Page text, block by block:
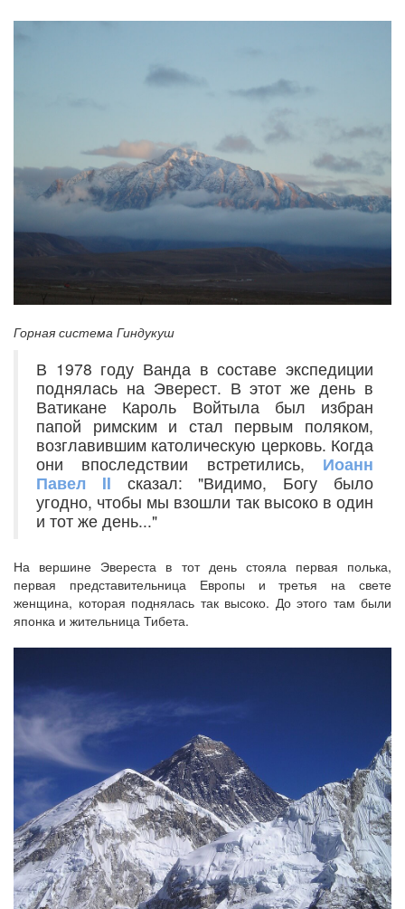
Горная система Гиндукуш
В 1978 году Ванда в составе экспедиции
поднялась на Эверест. В этот же день в
Ватикане Кароль Войтыла был избран
папой римским и стал первым поляком,
возглавившим католическую церковь. Когда
они впоследствии встретились, Иоанн
Павел II сказал: "Видимо, Богу было
угодно, чтобы мы взошли так высоко в один
и тот же день..."
На вершине Эвереста в тот день стояла первая полька,
первая представительница Европы и третья на свете
женщина, которая поднялась так высоко. До этого там были
японка и жительница Тибета.